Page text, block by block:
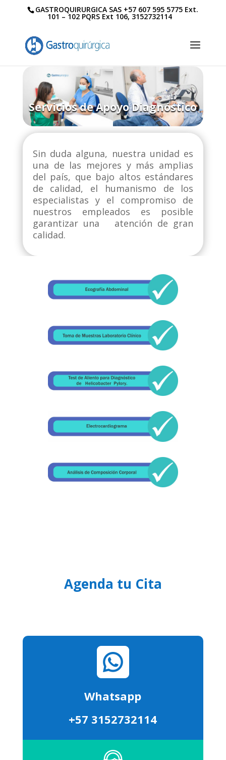
GASTROQUIRURGICA SAS +57 607 595 5775 Ext.
101 – 102 PQRS Ext 106, 3152732114
Servicios de Apoyo Diagnóstico
Sin duda alguna, nuestra unidad es
una de las mejores y más amplias
del país, que bajo altos estándares
de calidad, el humanismo de los
especialistas y el compromiso de
nuestros empleados es posible
garantizar una atención de gran
calidad.
Agenda tu Cita
Whatsapp
+57 3152732114